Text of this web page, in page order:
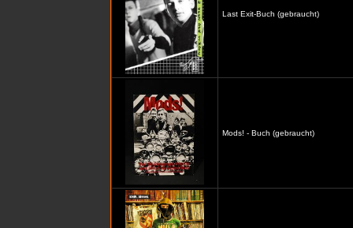
Last Exit-Buch (gebraucht)
Mods! - Buch (gebraucht)